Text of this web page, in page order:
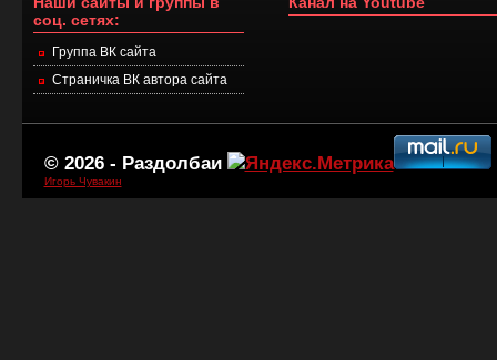
соц. сетях:
Группа ВК сайта
Страничка ВК автора сайта
© 2026 - Раздолбаи
Игорь Чувакин